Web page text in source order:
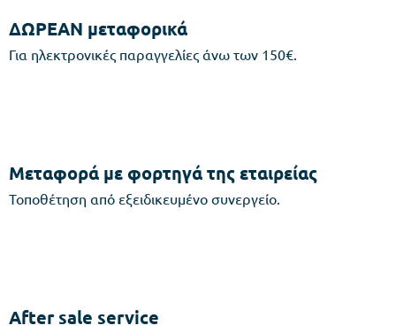
ΔΩΡΕΑΝ μεταφορικά
Για ηλεκτρονικές παραγγελίες άνω των 150€.
Μεταφορά με φορτηγά της εταιρείας
Τοποθέτηση από εξειδικευμένο συνεργείο.
After sale service